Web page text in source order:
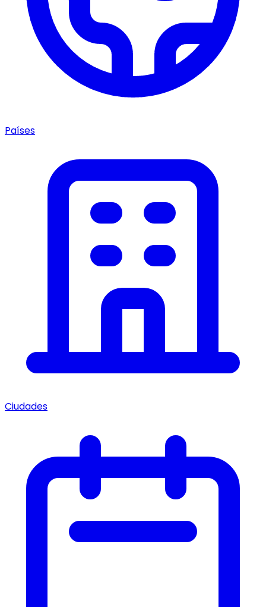
Países
Ciudades